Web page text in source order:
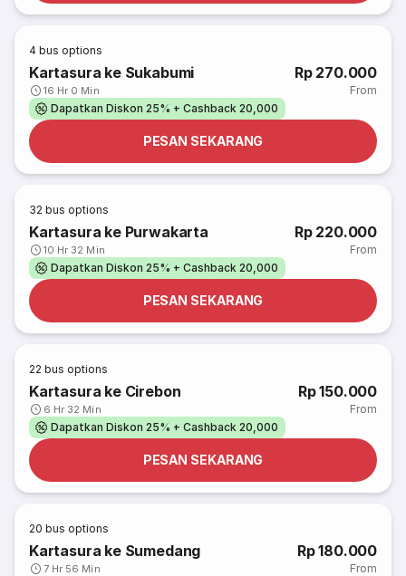
4 bus options
Kartasura ke Sukabumi
16 Hr 0 Min
Rp 270.000
From
Dapatkan Diskon 25% + Cashback 20,000
PESAN SEKARANG
32 bus options
Kartasura ke Purwakarta
10 Hr 32 Min
Rp 220.000
From
Dapatkan Diskon 25% + Cashback 20,000
PESAN SEKARANG
22 bus options
Kartasura ke Cirebon
6 Hr 32 Min
Rp 150.000
From
Dapatkan Diskon 25% + Cashback 20,000
PESAN SEKARANG
20 bus options
Kartasura ke Sumedang
7 Hr 56 Min
Rp 180.000
From